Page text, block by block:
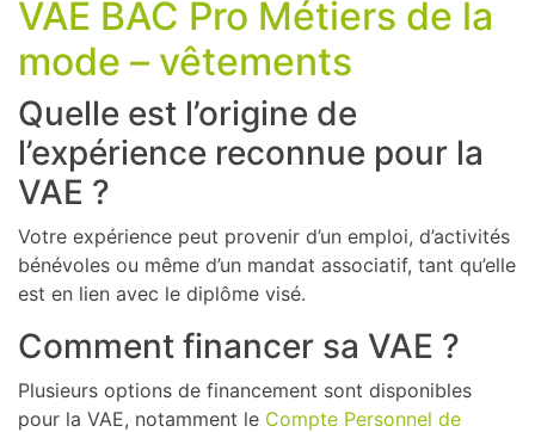
VAE BAC Pro Métiers de la
mode – vêtements
Quelle est l’origine de
l’expérience reconnue pour la
VAE ?
Votre expérience peut provenir d’un emploi, d’activités
bénévoles ou même d’un mandat associatif, tant qu’elle
est en lien avec le diplôme visé.
Comment financer sa VAE ?
Plusieurs options de financement sont disponibles
pour la VAE, notamment le Compte Personnel de